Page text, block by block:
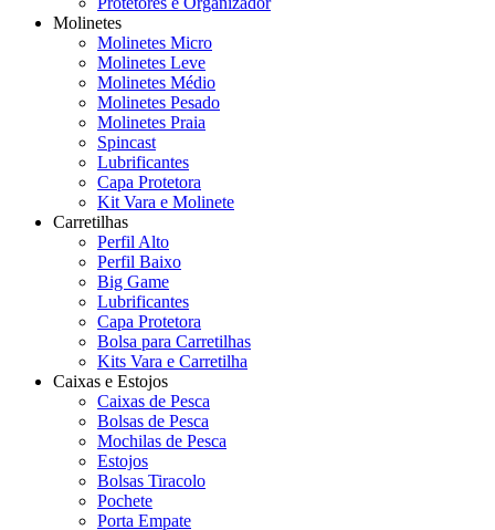
Molinetes
Molinetes Micro
Molinetes Leve
Molinetes Médio
Molinetes Pesado
Molinetes Praia
Spincast
Lubrificantes
Capa Protetora
Kit Vara e Molinete
Carretilhas
Perfil Alto
Perfil Baixo
Big Game
Lubrificantes
Capa Protetora
Bolsa para Carretilhas
Kits Vara e Carretilha
Caixas e Estojos
Caixas de Pesca
Bolsas de Pesca
Mochilas de Pesca
Estojos
Bolsas Tiracolo
Pochete
Porta Empate